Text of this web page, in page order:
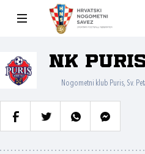
NK
Nogometni klub Puris, Sv.